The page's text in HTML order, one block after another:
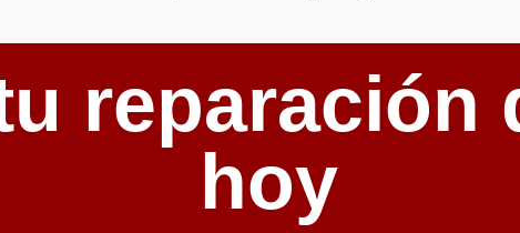
reparación
hoy